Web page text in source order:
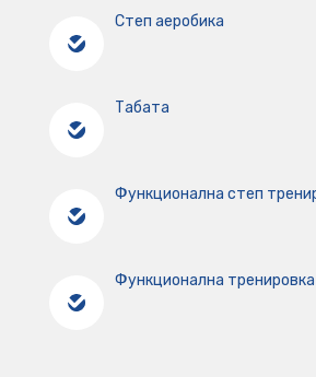
Степ аеробика
Табата
Функционална степ
Функционална тренировка